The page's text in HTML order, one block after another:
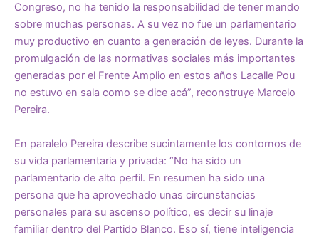
Congreso, no ha tenido la responsabilidad de tener mando
sobre muchas personas. A su vez no fue un parlamentario
muy productivo en cuanto a generación de leyes. Durante la
promulgación de las normativas sociales más importantes
generadas por el Frente Amplio en estos años Lacalle Pou
no estuvo en sala como se dice acá”, reconstruye Marcelo
Pereira.
En paralelo Pereira describe sucintamente los contornos de
su vida parlamentaria y privada: “No ha sido un
parlamentario de alto perfil. En resumen ha sido una
persona que ha aprovechado unas circunstancias
personales para su ascenso político, es decir su linaje
familiar dentro del Partido Blanco. Eso sí, tiene inteligencia